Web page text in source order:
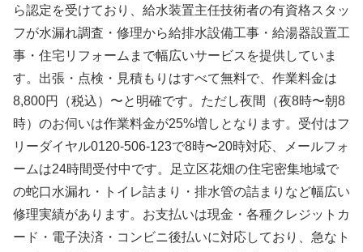
ら認定を受けており、給水装置主任技術者の有資格スタッ
フが水漏れ調査・修理から給排水設備工事・給湯器設置工
事・住宅リフォームまで幅広いサービスを提供していま
す。出張・点検・見積もりはすべて無料で、作業料金は
8,800円（税込）〜と明確です。ただし夜間（夜8時〜朝8
時）のお伺いは作業料金が25%増しとなります。受付はフ
リーダイヤル0120-506-123で8時〜20時対応、メールフォ
ームは24時間受付中です。足立区花畑の住宅密集地域で
の蛇口水漏れ・トイレ詰まり・排水管の詰まりなど幅広い
修理実績があります。お支払いは現金・各種クレジットカ
ード・電子決済・コンビニ後払いに対応しており、急なト